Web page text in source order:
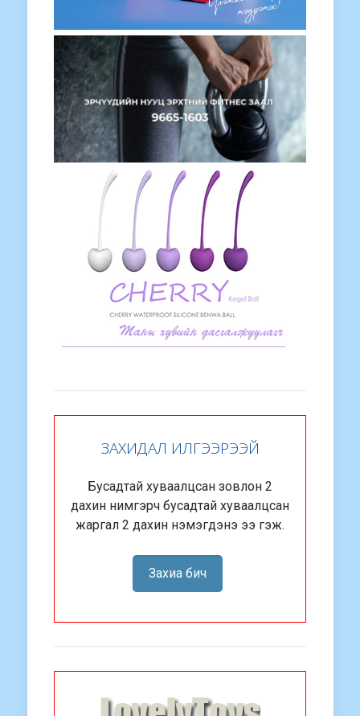
ЗАХИДАЛ ИЛГЭЭРЭЭЙ
Бусадтай хуваалцсан зовлон 2
дахин нимгэрч бусадтай хуваалцсан
жаргал 2 дахин нэмэгдэнэ ээ гэж.
Захиа бич